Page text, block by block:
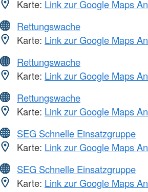
Karte: Link zur Google Maps
Rettungswache
Karte: Link zur Google Maps
Rettungswache
Karte: Link zur Google Maps
Rettungswache
Karte: Link zur Google Maps
SEG Schnelle Einsatzgruppe
Karte: Link zur Google Maps
SEG Schnelle Einsatzgruppe
Karte: Link zur Google Maps